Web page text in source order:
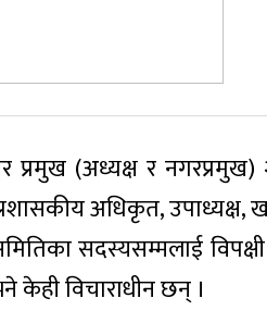
(अध्यक्ष र नगरप्रमुख)
अधिकृत, उपाध्यक्ष,
सदस्यसम्मलाई
विचाराधीन छन् ।